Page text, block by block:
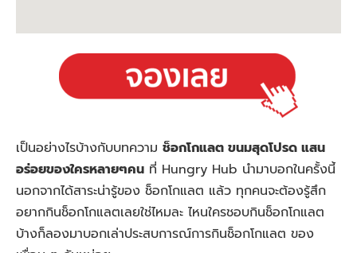
เป็นอย่างไรบ้างกับบทความ ช็อกโกแลต ขนมสุดโปรด แสน
อร่อยของใครหลายๆคน ที่ Hungry Hub นำมาบอกในครั้งนี้
นอกจากได้สาระน่ารู้ของ ช็อกโกแลต แล้ว ทุกคนจะต้องรู้สึก
อยากกินช็อกโกแลตเลยใช่ไหมละ ไหนใครชอบกินช็อกโกแลต
บ้างก็ลองมาบอกเล่าประสบการณ์การกินช็อกโกแลต ของ